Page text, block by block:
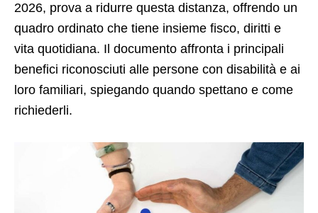
2026, prova a ridurre questa distanza, offrendo un
quadro ordinato che tiene insieme fisco, diritti e
vita quotidiana. Il documento affronta i principali
benefici riconosciuti alle persone con disabilità e ai
loro familiari, spiegando quando spettano e come
richiederli.